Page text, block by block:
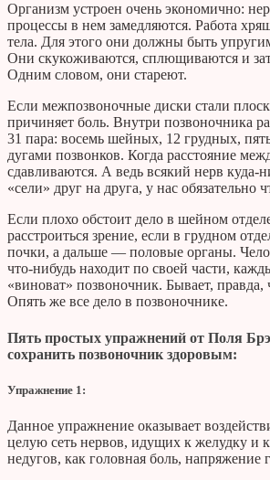
Организм устроен очень экономично:
процессы в нем замедляются. Работа
тела. Для этого они должны быть
Они скукоживаются, сплющиваются и
Одним словом, они стареют.
Если межпозвоночные диски стали
причиняет боль. Внутри позвоночника
31 пара: восемь шейных, 12 грудных,
дугами позвонков. Когда расстояние
сдавливаются. А ведь всякий нерв куда-
«сели» друг на друга, у нас обязательно
Если плохо обстоит дело в шейном
расстроиться зрение, если в грудном
почки, а дальше — половые органы.
что-нибудь находит по своей части,
«виноват» позвоночник. Бывает, правда,
Опять же все дело в позвоночнике.
Пять простых упражнений от Поля
сохранить позвоночник здоровым:
Упражнение 1:
Данное упражнение оказывает
целую сеть нервов, идущих к желудку и
недугов, как головная боль, напряжение